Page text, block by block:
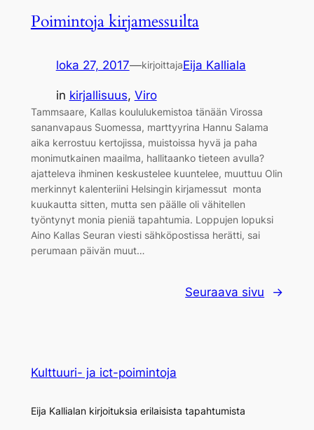
Poimintoja kirjamessuilta
loka 27, 2017—kirjoittajaEija Kalliala
in kirjallisuus, Viro
Tammsaare, Kallas koululukemistoa tänään Virossa
sananvapaus Suomessa, marttyyrina Hannu Salama
aika kerrostuu kertojissa, muistoissa hyvä ja paha
monimutkainen maailma, hallitaanko tieteen avulla?
ajatteleva ihminen keskustelee kuuntelee, muuttuu Olin
merkinnyt kalenteriini Helsingin kirjamessut monta
kuukautta sitten, mutta sen päälle oli vähitellen
työntynyt monia pieniä tapahtumia. Loppujen lopuksi
Aino Kallas Seuran viesti sähköpostissa herätti, sai
perumaan päivän muut…
Seuraava sivu →
Kulttuuri- ja ict-poimintoja
Eija Kallialan kirjoituksia erilaisista tapahtumista